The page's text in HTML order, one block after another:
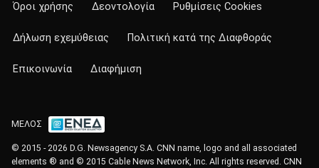
Όροι χρήσης Δεοντολογία Ρυθμίσεις Cookies
Δήλωση εχεμύθειας Πολιτική κατά της Διαφθοράς
Επικοινωνία Διαφήμιση
ΜΕΛΟΣ
© 2015 - 2026 D.G. Newsagency S.A. CNN name, logo and all associated
elements ® and © 2015 Cable News Network, Inc. All rights reserved. CNN